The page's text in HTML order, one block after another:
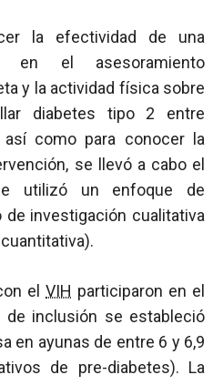
la efectividad de una
en el asesoramiento
y la actividad física sobre
diabetes tipo 2 entre
así como para conocer la
se llevó a cabo el
utilizó un enfoque de
investigación cualitativa
el VIH participaron en el
de inclusión se estableció
en ayunas de entre 6 y 6,9
de pre-diabetes). La